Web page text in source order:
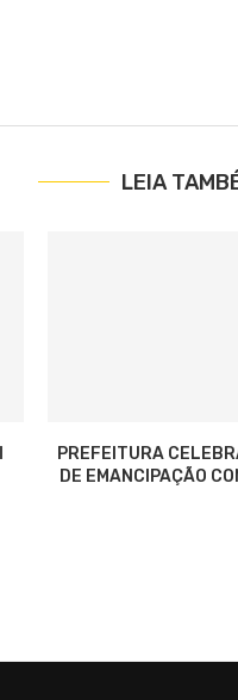
LEIA
PREFEITURA
DE EMANCIPAÇÃO